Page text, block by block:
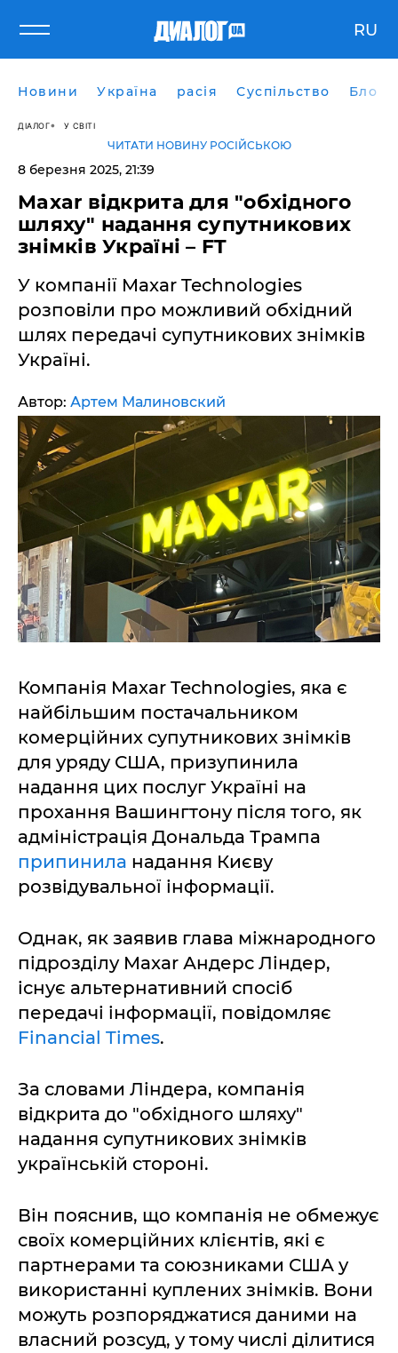
RU
Новини Україна расія Суспільство Блоги
ДІАЛОГ У СВІТІ
ЧИТАТИ НОВИНУ РОСІЙСЬКОЮ
8 березня 2025, 21:39
Maxar відкрита для "обхідного
шляху" надання супутникових
знімків Україні – FT
У компанії Maxar Technologies
розповіли про можливий обхідний
шлях передачі супутникових знімків
Україні.
Автор: Артем Малиновский
Компанія Maxar Technologies, яка є
найбільшим постачальником
комерційних супутникових знімків
для уряду США, призупинила
надання цих послуг Україні на
прохання Вашингтону після того, як
адміністрація Дональда Трампа
припинила надання Києву
розвідувальної інформації.
Однак, як заявив глава міжнародного
підрозділу Maxar Андерс Ліндер,
існує альтернативний спосіб
передачі інформації, повідомляє
Financial Times.
За словами Ліндера, компанія
відкрита до "обхідного шляху"
надання супутникових знімків
українській стороні.
Він пояснив, що компанія не обмежує
своїх комерційних клієнтів, які є
партнерами та союзниками США у
використанні куплених знімків. Вони
можуть розпоряджатися даними на
власний розсуд, у тому числі ділитися